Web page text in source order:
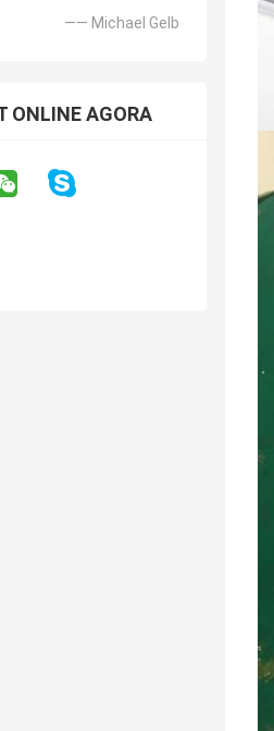
—— Michael Gelb
ONLINE AGORA